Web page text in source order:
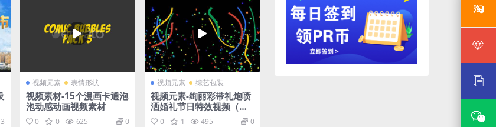
3
视频元素 表情形状
视频素材-15个漫画卡通泡
泡动感动画视频素材
0 0 625 0
视频元素 综艺包装
视频元素-绚丽彩带礼炮喷
洒婚礼节日特效视频（带
通道）
0 1 495 0